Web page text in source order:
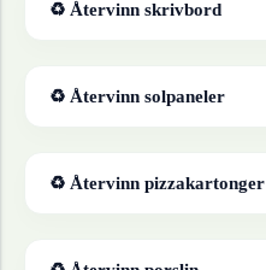
♻ Återvinn skrivbord
♻ Återvinn solpaneler
♻ Återvinn pizzakartonger